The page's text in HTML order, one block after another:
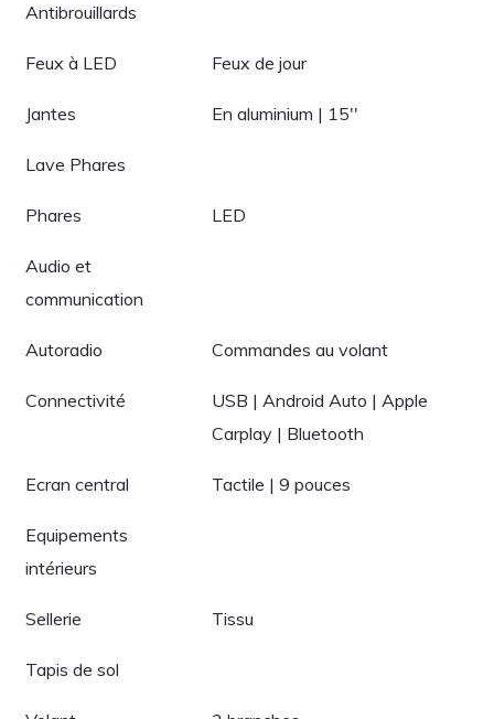
Antibrouillards
Feux à LED Feux de jour
Jantes En aluminium | 15''
Lave Phares
Phares LED
Audio et
communication
Autoradio Commandes au volant
Connectivité
USB | Android Auto | Apple
Carplay | Bluetooth
Ecran central Tactile | 9 pouces
Equipements
intérieurs
Sellerie Tissu
Tapis de sol